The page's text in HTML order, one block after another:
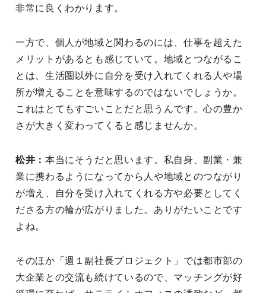
非常に良くわかります。
一方で、個人が地域と関わるのには、仕事を超えた
メリットがあるとも感じていて。地域とつながるこ
とは、生活圏以外に自分を受け入れてくれる人や場
所が増えることを意味するのではないでしょうか。
これはとてもすごいことだと思うんです。心の豊か
さが大きく変わってくると感じませんか。
松井： 本当にそうだと思います。私自身、副業・兼
業に携わるようになってから人や地域とのつながり
が増え、自分を受け入れてくれる方や必要としてく
ださる方の輪が広がりました。ありがたいことです
よね。
そのほか「週１副社長プロジェクト」では都市部の
大企業との交流も続けているので、マッチングが好